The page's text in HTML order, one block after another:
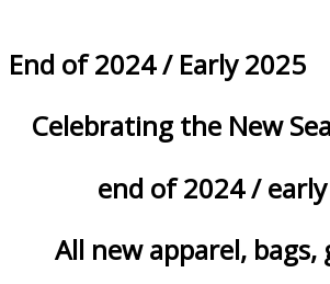
End of 2024 / Early 2025
Celebrating the New
end of 2024 /
All new apparel, bags,